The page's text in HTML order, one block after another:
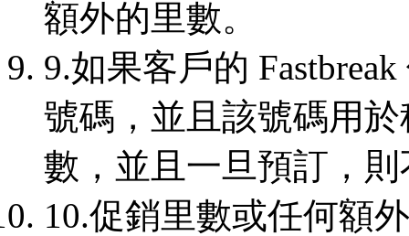
額外的里數。
9.如果客戶的
號碼，並且該號碼用
數，並且一旦預訂，
10.促銷里數或任何額